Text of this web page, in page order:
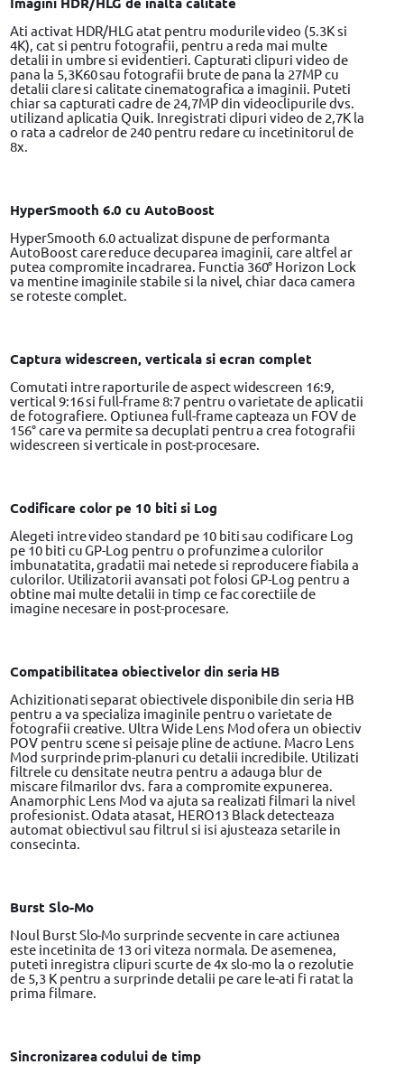
Ati activat HDR/HLG atat pentru modurile video (5.3K si
4K), cat si pentru fotografii, pentru a reda mai multe
detalii in umbre si evidentieri. Capturati clipuri video de
pana la 5,3K60 sau fotografii brute de pana la 27MP cu
detalii clare si calitate cinematografica a imaginii. Puteti
chiar sa capturati cadre de 24,7MP din videoclipurile dvs.
utilizand aplicatia Quik. Inregistrati clipuri video de 2,7K la
o rata a cadrelor de 240 pentru redare cu incetinitorul de
8x.
HyperSmooth 6.0 cu AutoBoost
HyperSmooth 6.0 actualizat dispune de performanta
AutoBoost care reduce decuparea imaginii, care altfel ar
putea compromite incadrarea. Functia 360° Horizon Lock
va mentine imaginile stabile si la nivel, chiar daca camera
se roteste complet.
Captura widescreen, verticala si ecran complet
Comutati intre raporturile de aspect widescreen 16:9,
vertical 9:16 si full-frame 8:7 pentru o varietate de aplicatii
de fotografiere. Optiunea full-frame capteaza un FOV de
156° care va permite sa decuplati pentru a crea fotografii
widescreen si verticale in post-procesare.
Codificare color pe 10 biti si Log
Alegeti intre video standard pe 10 biti sau codificare Log
pe 10 biti cu GP-Log pentru o profunzime a culorilor
imbunatatita, gradatii mai netede si reproducere fiabila a
culorilor. Utilizatorii avansati pot folosi GP-Log pentru a
obtine mai multe detalii in timp ce fac corectiile de
imagine necesare in post-procesare.
Compatibilitatea obiectivelor din seria HB
Achizitionati separat obiectivele disponibile din seria HB
pentru a va specializa imaginile pentru o varietate de
fotografii creative. Ultra Wide Lens Mod ofera un obiectiv
POV pentru scene si peisaje pline de actiune. Macro Lens
Mod surprinde prim-planuri cu detalii incredibile. Utilizati
filtrele cu densitate neutra pentru a adauga blur de
miscare filmarilor dvs. fara a compromite expunerea.
Anamorphic Lens Mod va ajuta sa realizati filmari la nivel
profesionist. Odata atasat, HERO13 Black detecteaza
automat obiectivul sau filtrul si isi ajusteaza setarile in
consecinta.
Burst Slo-Mo
Noul Burst Slo-Mo surprinde secvente in care actiunea
este incetinita de 13 ori viteza normala. De asemenea,
puteti inregistra clipuri scurte de 4x slo-mo la o rezolutie
de 5,3 K pentru a surprinde detalii pe care le-ati fi ratat la
prima filmare.
Sincronizarea codului de timp